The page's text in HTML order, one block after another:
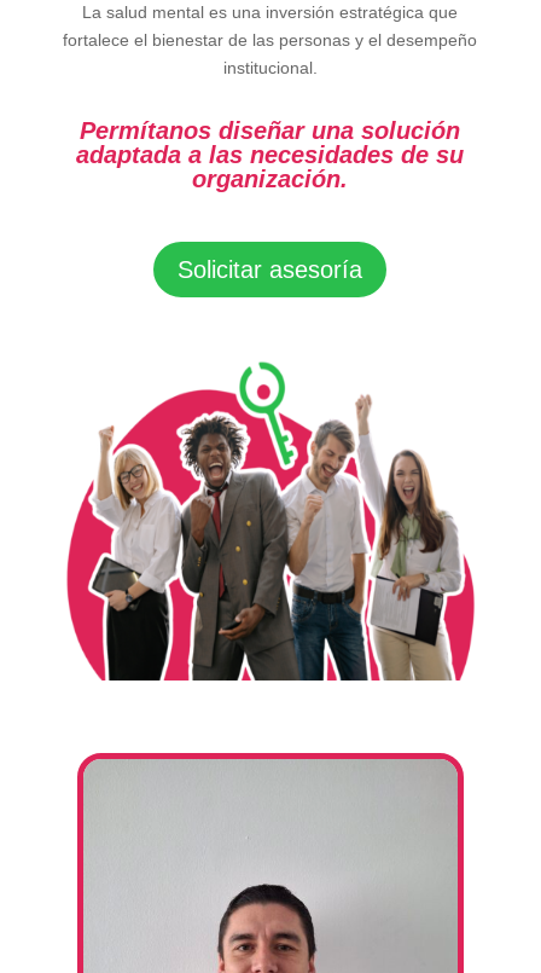
La salud mental es una inversión estratégica que
fortalece el bienestar de las personas y el desempeño
institucional.
Permítanos diseñar una solución
adaptada a las necesidades de su
organización.
Solicitar asesoría